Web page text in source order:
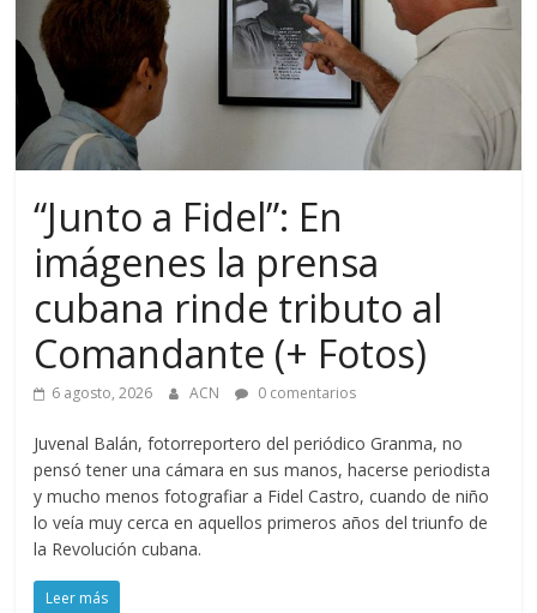
“Junto a Fidel”: En
imágenes la prensa
cubana rinde tributo al
Comandante (+ Fotos)
6 agosto, 2026 ACN 0 comentarios
Juvenal Balán, fotorreportero del periódico Granma, no
pensó tener una cámara en sus manos, hacerse periodista
y mucho menos fotografiar a Fidel Castro, cuando de niño
lo veía muy cerca en aquellos primeros años del triunfo de
la Revolución cubana.
Leer más